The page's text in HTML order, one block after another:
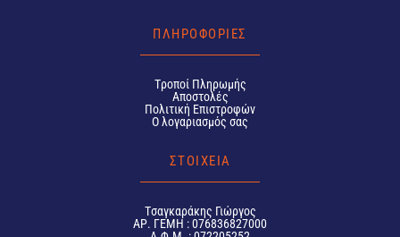
ΠΛΗΡΟΦΟΡΙΕΣ
Tροποί Πληρωμής
Αποστολές
Πολιτική Επιστροφών
Ο λογαριασμός σας
ΣΤΟΙΧΕΙΑ
Tσαγκαράκης Γιώργος
ΑΡ. ΓΕΜΗ : 076836827000